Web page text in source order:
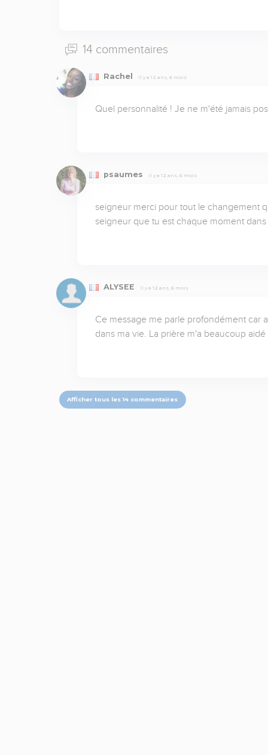
14 commentaires
Rachel Il y a 12 ans, 6 mois
Quel personnalité ! Je ne m'été jamais
psaumes Il y a 12 ans, 6 mois
seigneur merci pour tout le changement
seigneur que tu est chaque moment
ALYSEE Il y a 12 ans, 6 mois
Ce message me parle profondément car
dans ma vie. La prière m'a beaucoup
Afficher tous les 14 commentaires